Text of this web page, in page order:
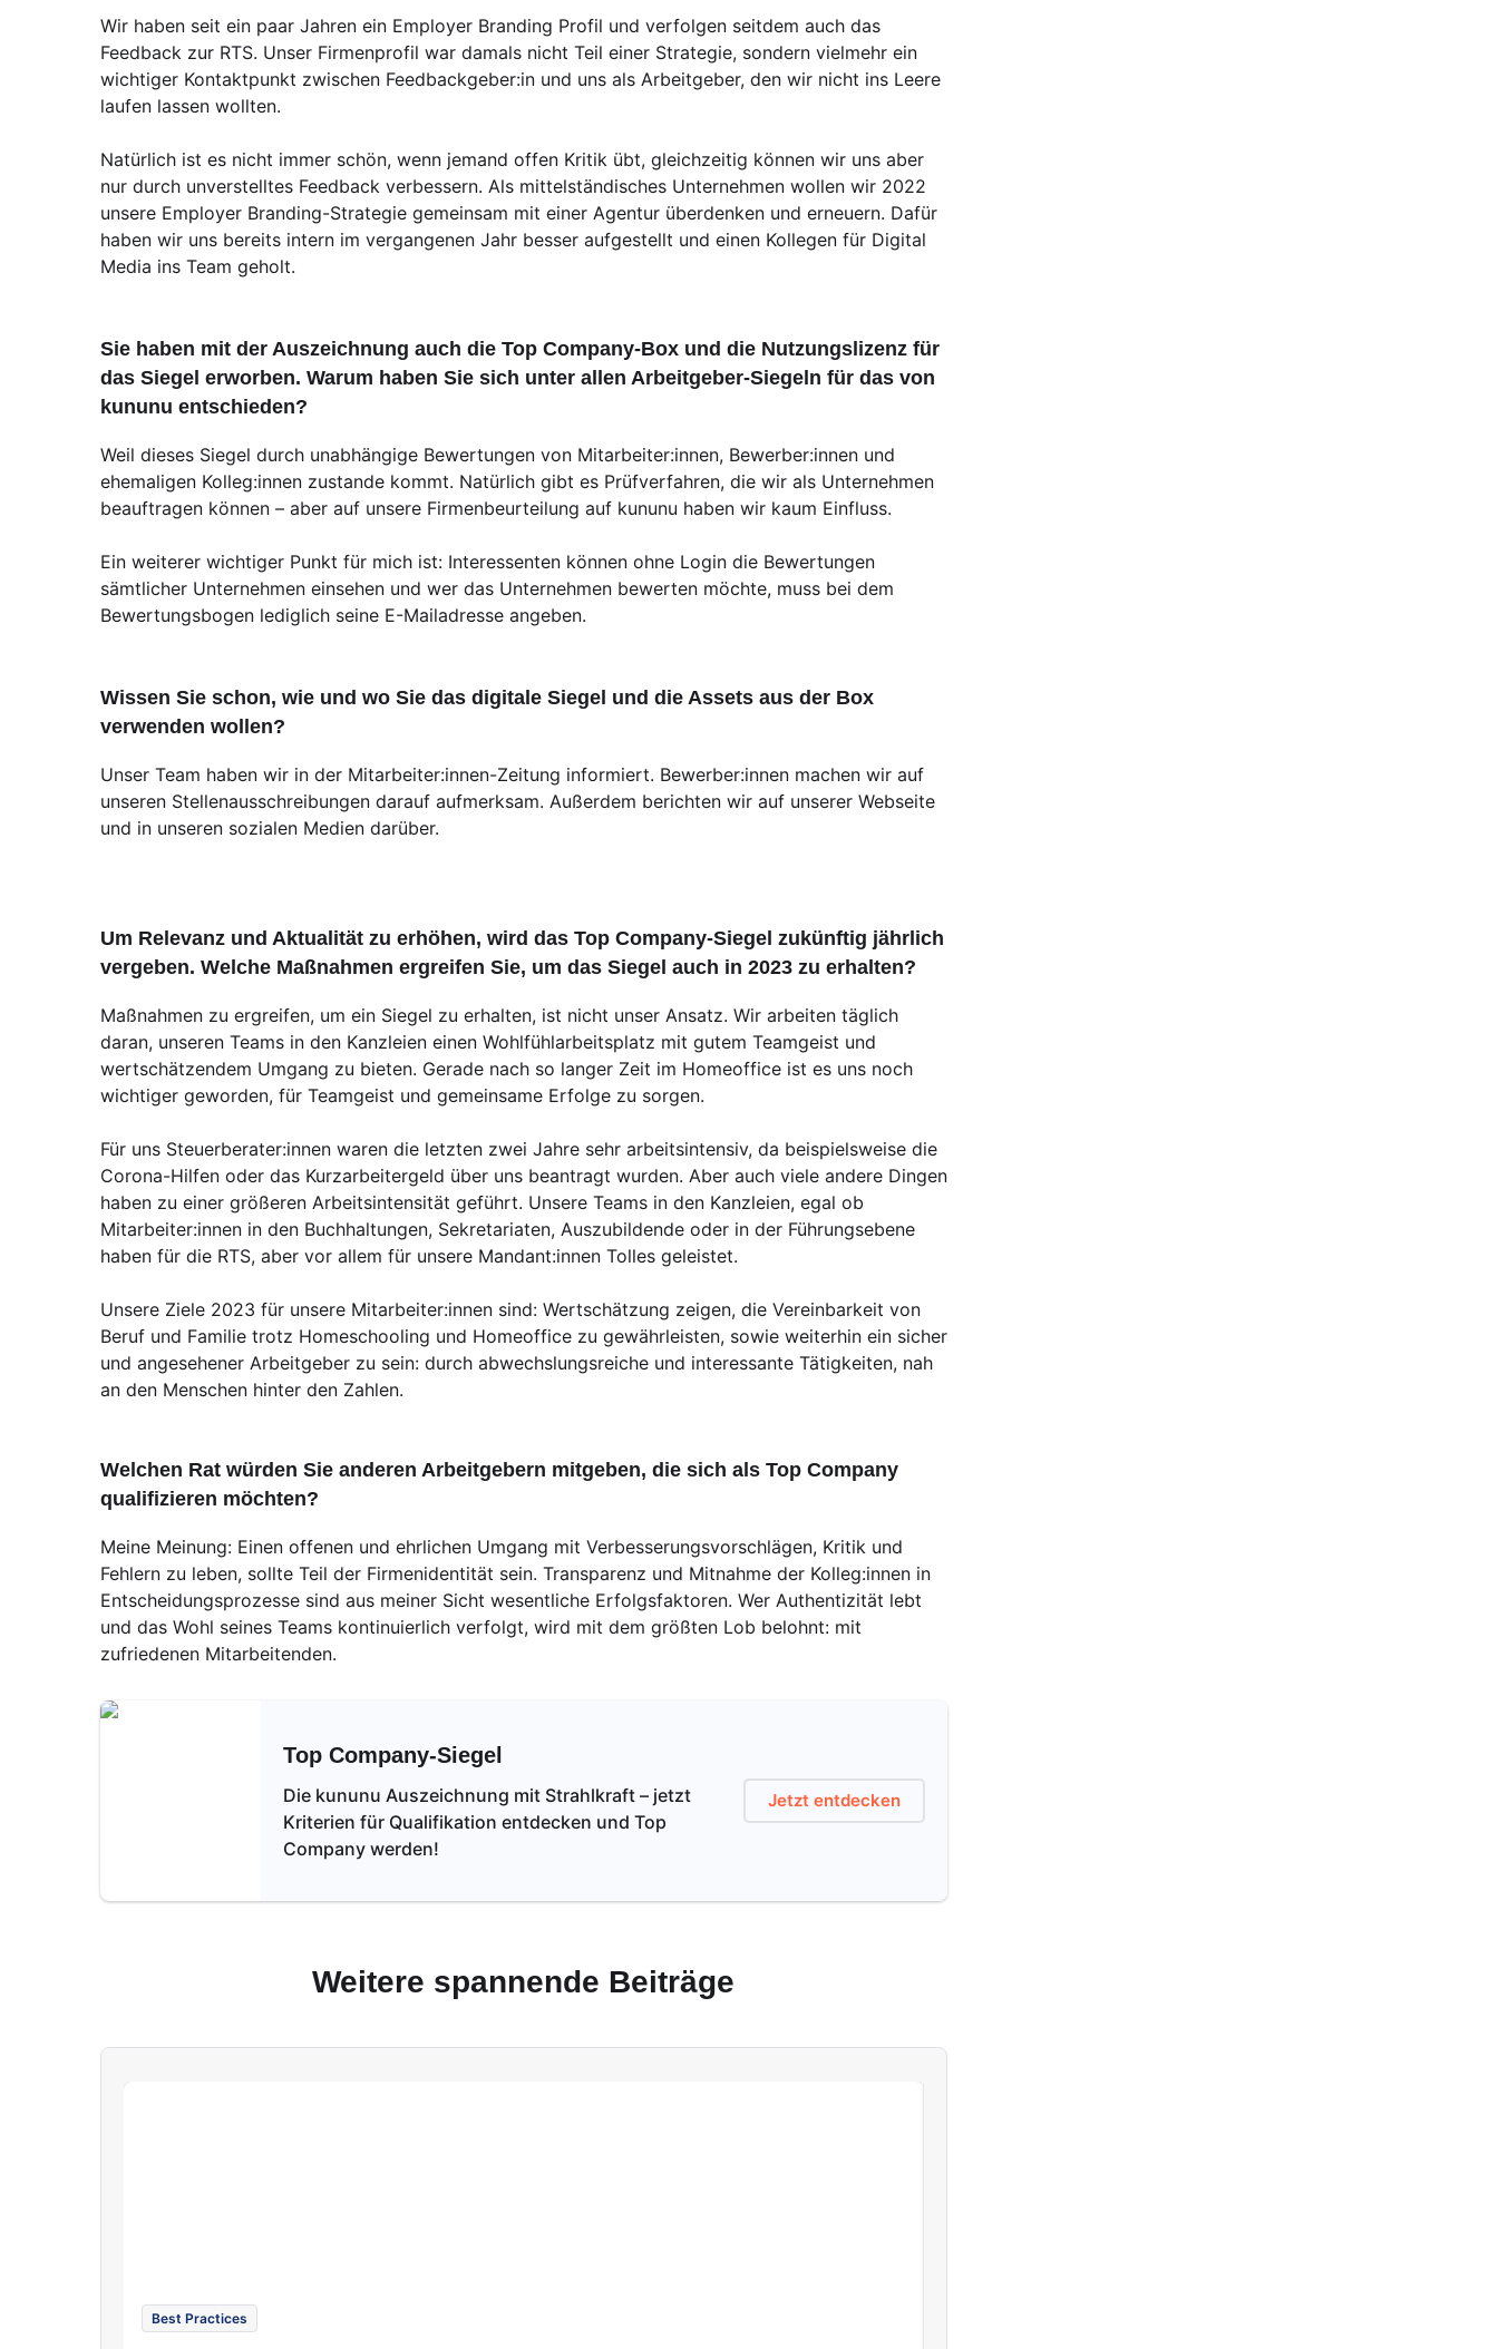
Wir haben seit ein paar Jahren ein Employer Branding Profil und verfolgen seitdem auch das
Feedback zur RTS. Unser Firmenprofil war damals nicht Teil einer Strategie, sondern vielmehr ein
wichtiger Kontaktpunkt zwischen Feedbackgeber:in und uns als Arbeitgeber, den wir nicht ins Leere
laufen lassen wollten.
Natürlich ist es nicht immer schön, wenn jemand offen Kritik übt, gleichzeitig können wir uns aber
nur durch unverstelltes Feedback verbessern. Als mittelständisches Unternehmen wollen wir 2022
unsere Employer Branding-Strategie gemeinsam mit einer Agentur überdenken und erneuern. Dafür
haben wir uns bereits intern im vergangenen Jahr besser aufgestellt und einen Kollegen für Digital
Media ins Team geholt.
Sie haben mit der Auszeichnung auch die Top Company-Box und die Nutzungslizenz für
das Siegel erworben. Warum haben Sie sich unter allen Arbeitgeber-Siegeln für das von
kununu entschieden?
Weil dieses Siegel durch unabhängige Bewertungen von Mitarbeiter:innen, Bewerber:innen und
ehemaligen Kolleg:innen zustande kommt. Natürlich gibt es Prüfverfahren, die wir als Unternehmen
beauftragen können – aber auf unsere Firmenbeurteilung auf kununu haben wir kaum Einfluss.
Ein weiterer wichtiger Punkt für mich ist: Interessenten können ohne Login die Bewertungen
sämtlicher Unternehmen einsehen und wer das Unternehmen bewerten möchte, muss bei dem
Bewertungsbogen lediglich seine E-Mailadresse angeben.
Wissen Sie schon, wie und wo Sie das digitale Siegel und die Assets aus der Box
verwenden wollen?
Unser Team haben wir in der Mitarbeiter:innen-Zeitung informiert. Bewerber:innen machen wir auf
unseren Stellenausschreibungen darauf aufmerksam. Außerdem berichten wir auf unserer Webseite
und in unseren sozialen Medien darüber.
Um Relevanz und Aktualität zu erhöhen, wird das Top Company-Siegel zukünftig jährlich
vergeben. Welche Maßnahmen ergreifen Sie, um das Siegel auch in 2023 zu erhalten?
Maßnahmen zu ergreifen, um ein Siegel zu erhalten, ist nicht unser Ansatz. Wir arbeiten täglich
daran, unseren Teams in den Kanzleien einen Wohlfühlarbeitsplatz mit gutem Teamgeist und
wertschätzendem Umgang zu bieten. Gerade nach so langer Zeit im Homeoffice ist es uns noch
wichtiger geworden, für Teamgeist und gemeinsame Erfolge zu sorgen.
Für uns Steuerberater:innen waren die letzten zwei Jahre sehr arbeitsintensiv, da beispielsweise die
Corona-Hilfen oder das Kurzarbeitergeld über uns beantragt wurden. Aber auch viele andere Dingen
haben zu einer größeren Arbeitsintensität geführt. Unsere Teams in den Kanzleien, egal ob
Mitarbeiter:innen in den Buchhaltungen, Sekretariaten, Auszubildende oder in der Führungsebene
haben für die RTS, aber vor allem für unsere Mandant:innen Tolles geleistet.
Unsere Ziele 2023 für unsere Mitarbeiter:innen sind: Wertschätzung zeigen, die Vereinbarkeit von
Beruf und Familie trotz Homeschooling und Homeoffice zu gewährleisten, sowie weiterhin ein sicher
und angesehener Arbeitgeber zu sein: durch abwechslungsreiche und interessante Tätigkeiten, nah
an den Menschen hinter den Zahlen.
Welchen Rat würden Sie anderen Arbeitgebern mitgeben, die sich als Top Company
qualifizieren möchten?
Meine Meinung: Einen offenen und ehrlichen Umgang mit Verbesserungsvorschlägen, Kritik und
Fehlern zu leben, sollte Teil der Firmenidentität sein. Transparenz und Mitnahme der Kolleg:innen in
Entscheidungsprozesse sind aus meiner Sicht wesentliche Erfolgsfaktoren. Wer Authentizität lebt
und das Wohl seines Teams kontinuierlich verfolgt, wird mit dem größten Lob belohnt: mit
zufriedenen Mitarbeitenden.
Top Company-Siegel
Die kununu Auszeichnung mit Strahlkraft – jetzt
Kriterien für Qualifikation entdecken und Top
Company werden!
Jetzt entdecken
Weitere spannende Beiträge
Best Practices